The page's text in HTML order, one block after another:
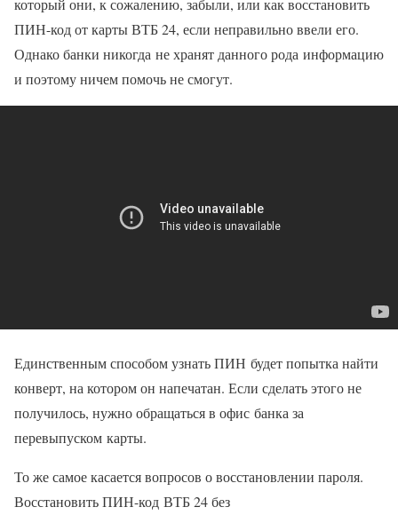
который они, к сожалению, забыли, или как восстановить
ПИН-код от карты ВТБ 24, если неправильно ввели его.
Однако банки никогда не хранят данного рода информацию
и поэтому ничем помочь не смогут.
Единственным способом узнать ПИН будет попытка найти
конверт, на котором он напечатан. Если сделать этого не
получилось, нужно обращаться в офис банка за
перевыпуском карты.
То же самое касается вопросов о восстановлении пароля.
Восстановить ПИН-код ВТБ 24 без